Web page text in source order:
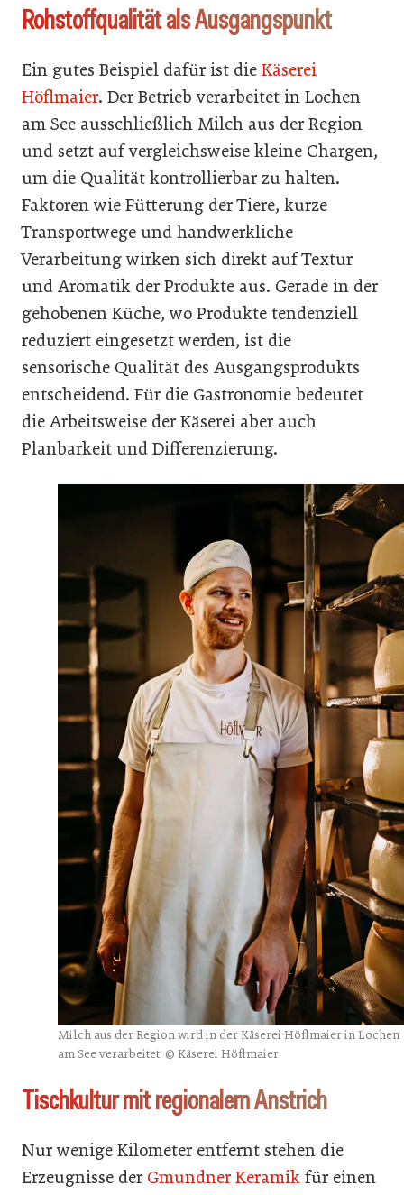
Rohstoffqualität als Ausgangspunkt
Ein gutes Beispiel dafür ist die Käserei
Höflmaier. Der Betrieb verarbeitet in Lochen
am See ausschließlich Milch aus der Region
und setzt auf vergleichsweise kleine Chargen,
um die Qualität kontrollierbar zu halten.
Faktoren wie Fütterung der Tiere, kurze
Transportwege und handwerkliche
Verarbeitung wirken sich direkt auf Textur
und Aromatik der Produkte aus. Gerade in der
gehobenen Küche, wo Produkte tendenziell
reduziert eingesetzt werden, ist die
sensorische Qualität des Ausgangsprodukts
entscheidend. Für die Gastronomie bedeutet
die Arbeitsweise der Käserei aber auch
Planbarkeit und Differenzierung.
Milch aus der Region wird in der Käserei Höflmaier in Lochen
am See verarbeitet. © Käserei Höflmaier
Tischkultur mit regionalem Anstrich
Nur wenige Kilometer entfernt stehen die
Erzeugnisse der Gmundner Keramik für einen